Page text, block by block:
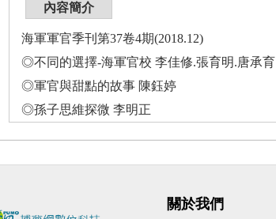
內容簡介
海軍軍官季刊第37卷4期(2018.12)
◎不同的選擇-海軍官校 李佳修.張育明.唐承育
◎軍官與甜點的故事 陳鈺婷
◎孫子思維探微 李明正
關於我們